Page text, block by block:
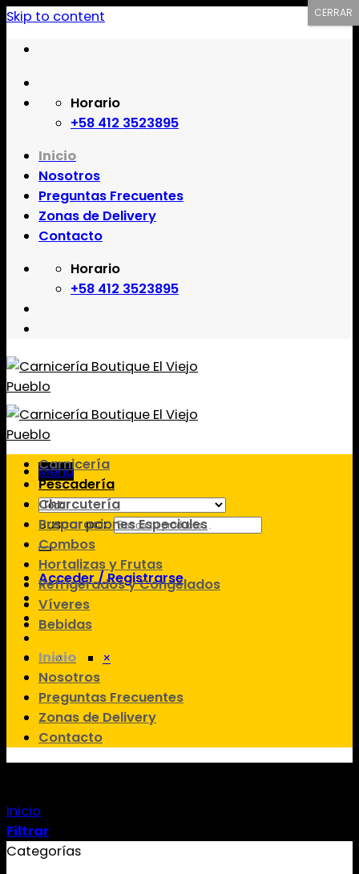
Skip to content
Horario
+58 412 3523895
Inicio
Nosotros
Preguntas Frecuentes
Zonas de Delivery
Contacto
Horario
+58 412 3523895
Menú
Buscar por:
Acceder / Registrarse
×
Carnicería
Pescadería
Charcutería
Preparaciones Especiales
Combos
Hortalizas y Frutas
Refrigerados y Congelados
Víveres
Bebidas
Inicio
Nosotros
Preguntas Frecuentes
Zonas de Delivery
Contacto
Comprar PESCADERÍA online en Margarita
PESCADERÍA a domicilio en Margarita
Comprar PESCADERÍA por internet en Margarita
Venta de PESCADERÍA online en Margarita
Venta de PESCADERÍA por internet en Margarita
Inicio
Filtrar
Categorías
CERRAR